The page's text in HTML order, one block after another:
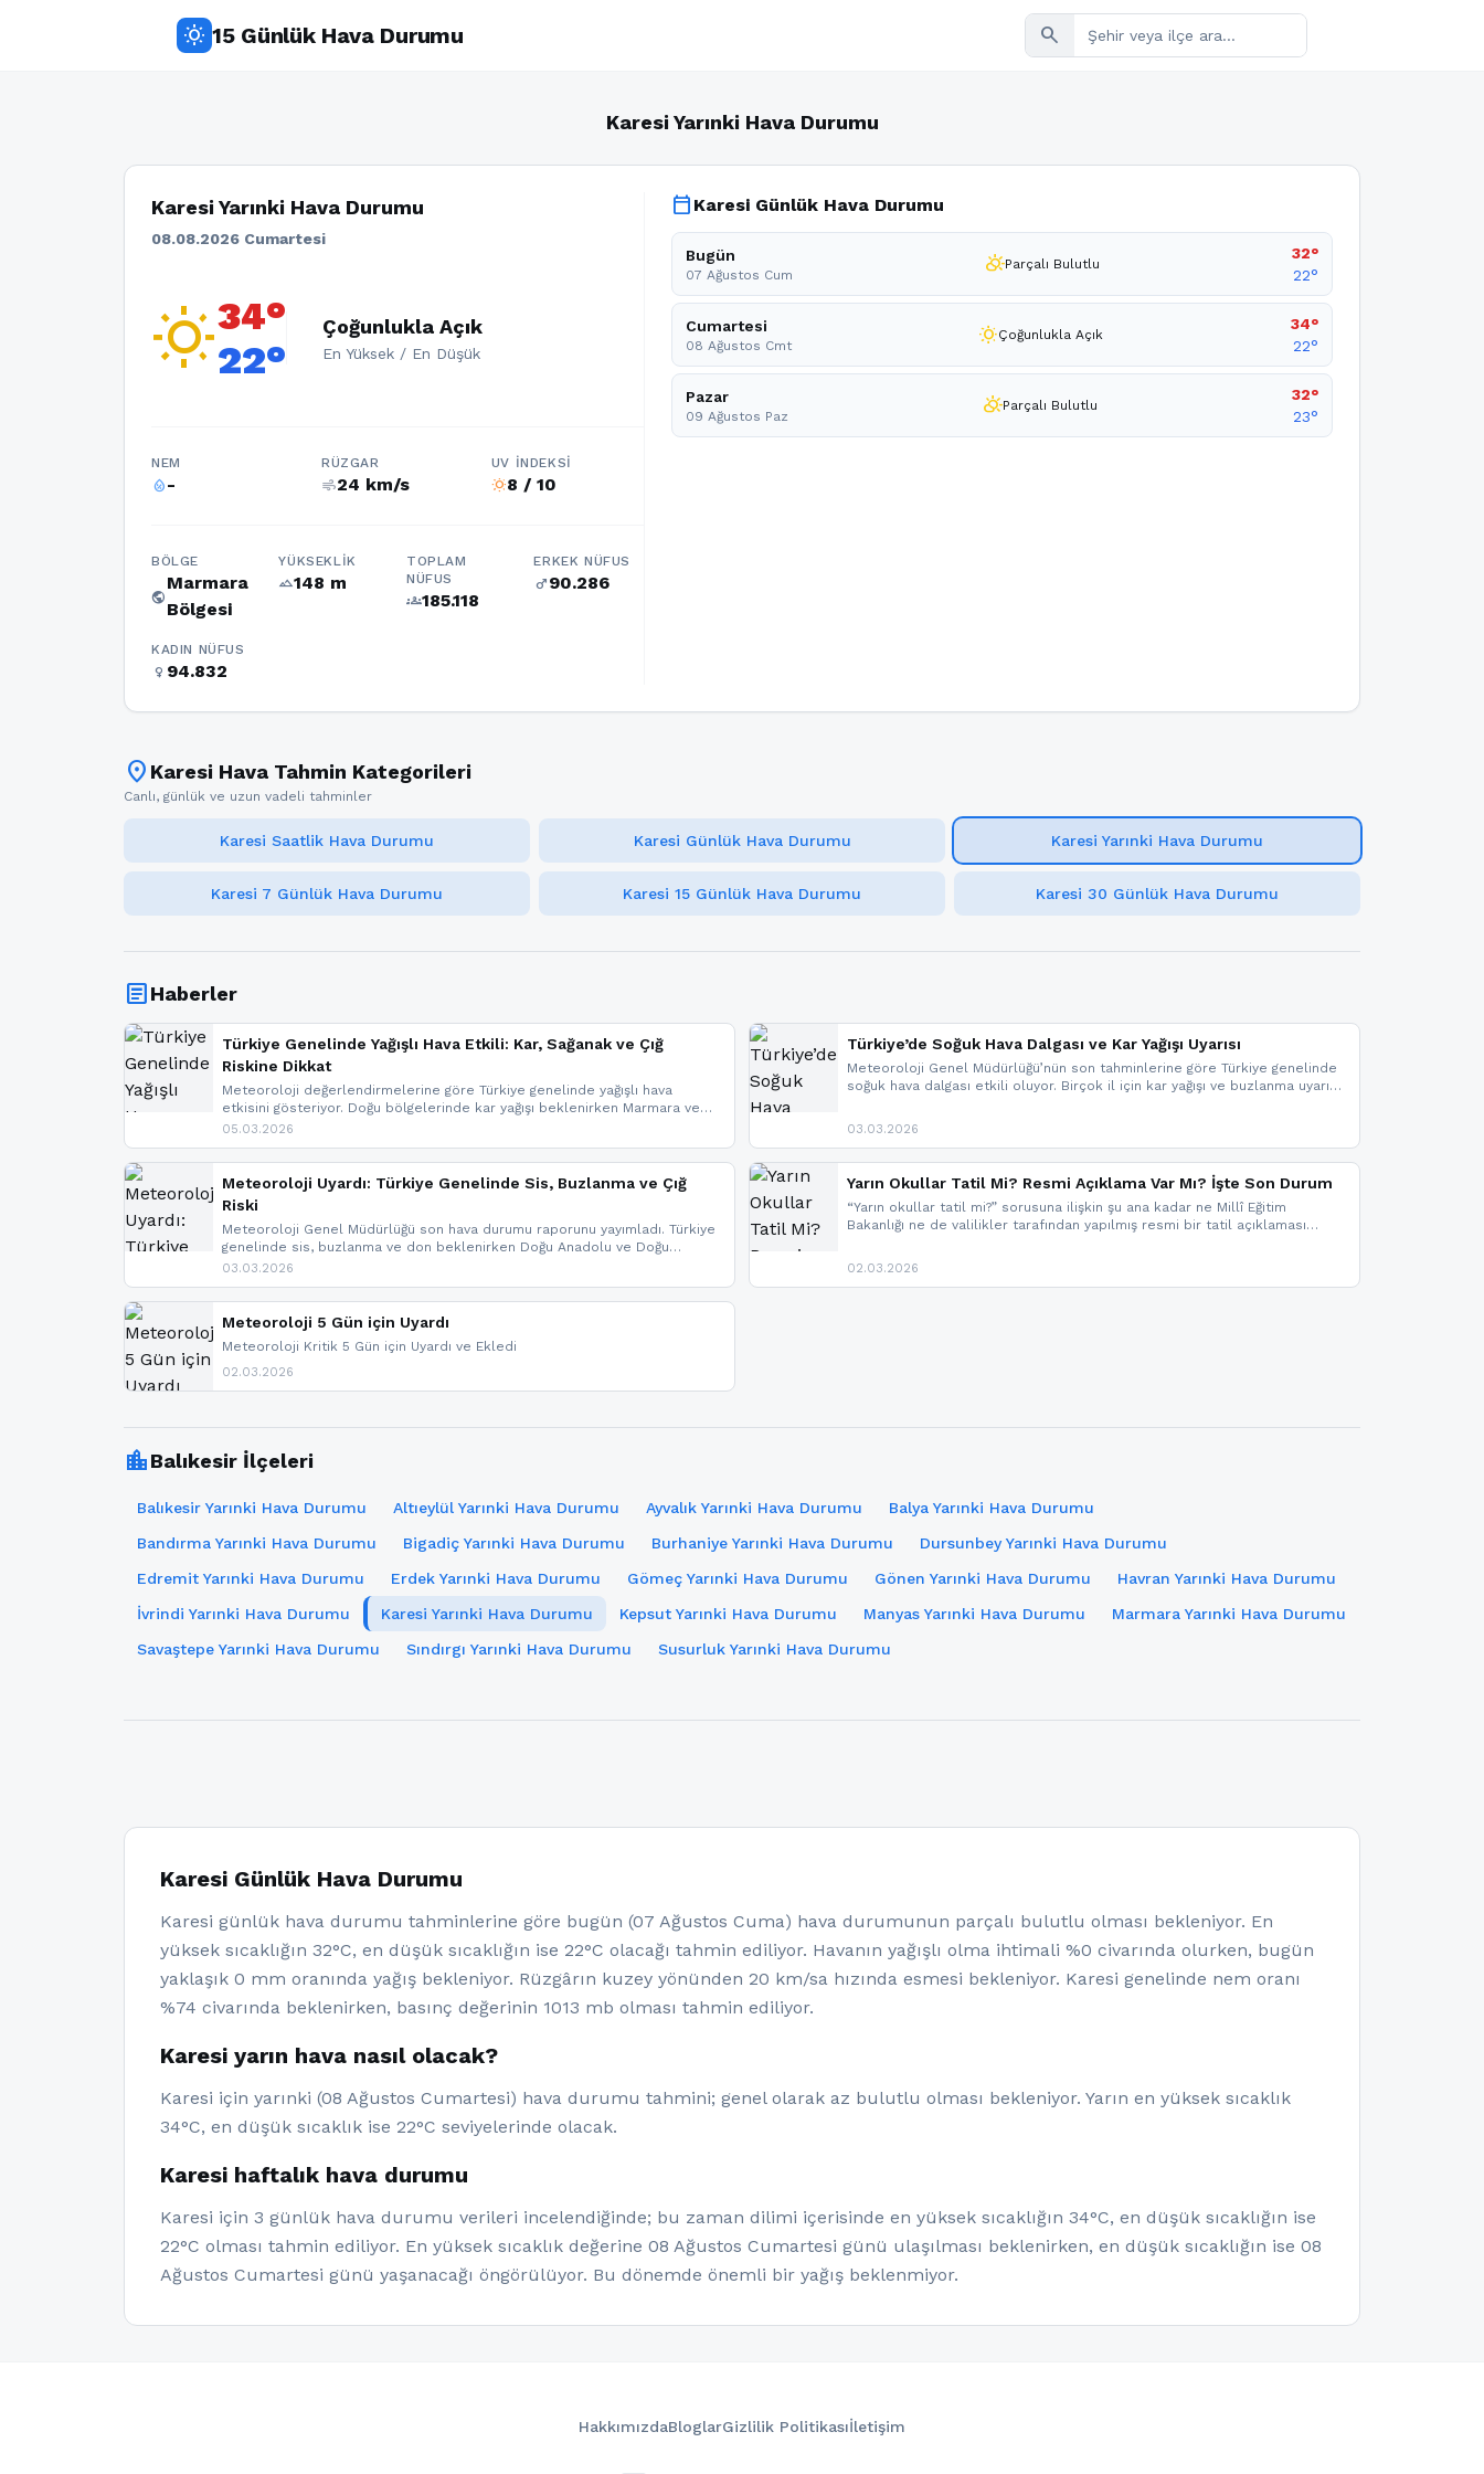
wb_sunny 15 Günlük Hava Durumu search
Karesi Yarınki Hava Durumu
Karesi Yarınki Hava Durumu
08.08.2026 Cumartesi
wb_sunny34°
22°
Çoğunlukla Açık
En Yüksek / En Düşük
NEM
humidity_percentage-
RÜZGAR
air24 km/s
UV İNDEKSI
wb_sunny8 / 10
BÖLGE
public
Marmara
Bölgesi
YÜKSEKLIK
terrain148 m
TOPLAM
NÜFUS
groups185.118
ERKEK NÜFUS
male90.286
KADIN NÜFUS
female 94.832
calendar_today Karesi Günlük Hava Durumu
Bugün
07 Ağustos Cum partly_cloudy_dayParçalı Bulutlu
32°
22°
Cumartesi
08 Ağustos Cmt wb_sunnyÇoğunlukla Açık
34°
22°
Pazar
09 Ağustos Paz partly_cloudy_dayParçalı Bulutlu
32°
23°
location_on Karesi Hava Tahmin Kategorileri
Canlı, günlük ve uzun vadeli tahminler
Karesi Saatlik Hava Durumu Karesi Günlük Hava Durumu Karesi Yarınki Hava Durumu
Karesi 7 Günlük Hava Durumu Karesi 15 Günlük Hava Durumu Karesi 30 Günlük Hava Durumu
articleHaberler
Türkiye Genelinde Yağışlı Hava Etkili: Kar, Sağanak ve Çığ
Riskine Dikkat
Meteoroloji değerlendirmelerine göre Türkiye genelinde yağışlı hava
etkisini gösteriyor. Doğu bölgelerinde kar yağışı beklenirken Marmara ve
Kuzey Ege’de sağanak yağmur, yüksek kesimlerde ise çığ tehlikesi
yaşanabileceği belirtiliyor.
05.03.2026
Türkiye’de Soğuk Hava Dalgası ve Kar Yağışı Uyarısı
Meteoroloji Genel Müdürlüğü’nün son tahminlerine göre Türkiye genelinde
soğuk hava dalgası etkili oluyor. Birçok il için kar yağışı ve buzlanma uyarısı
03.03.2026
Meteoroloji Uyardı: Türkiye Genelinde Sis, Buzlanma ve Çığ
Riski
Meteoroloji Genel Müdürlüğü son hava durumu raporunu yayımladı. Türkiye
genelinde sis, buzlanma ve don beklenirken Doğu Anadolu ve Doğu
Karadeniz’in yüksek kesimlerinde çığ riski uyarısı yapıldı. İşte son dakika
03.03.2026
Yarın Okullar Tatil Mi? Resmi Açıklama Var Mı? İşte Son Durum
“Yarın okullar tatil mi?” sorusuna ilişkin şu ana kadar ne Millî Eğitim
Bakanlığı ne de valilikler tarafından yapılmış resmi bir tatil açıklaması
paylaşacağız. En hızlı şekilde haberdar olmak için sitemizi takip edebilir ve
02.03.2026
Meteoroloji 5 Gün için Uyardı
Meteoroloji Kritik 5 Gün için Uyardı ve Ekledi
02.03.2026
location_cityBalıkesir İlçeleri
Balıkesir Yarınki Hava Durumu Altıeylül Yarınki Hava Durumu Ayvalık Yarınki Hava Durumu
Balya Yarınki Hava Durumu
Bandırma Yarınki Hava Durumu
Bigadiç Yarınki Hava Durumu Burhaniye Yarınki Hava Durumu
Dursunbey Yarınki Hava Durumu
Edremit Yarınki Hava Durumu
Erdek Yarınki Hava Durumu Gömeç Yarınki Hava Durumu Gönen Yarınki Hava Durumu
Havran Yarınki Hava Durumu
İvrindi Yarınki Hava Durumu
Karesi Yarınki Hava Durumu Kepsut Yarınki Hava Durumu Manyas Yarınki Hava Durumu
Marmara Yarınki Hava Durumu
Savaştepe Yarınki Hava Durumu
Sındırgı Yarınki Hava Durumu Susurluk Yarınki Hava Durumu
Karesi Günlük Hava Durumu
Karesi günlük hava durumu tahminlerine göre bugün (07 Ağustos Cuma) hava durumunun parçalı bulutlu olması bekleniyor. En
yüksek sıcaklığın 32°C, en düşük sıcaklığın ise 22°C olacağı tahmin ediliyor. Havanın yağışlı olma ihtimali %0 civarında olurken, bugün
yaklaşık 0 mm oranında yağış bekleniyor. Rüzgârın kuzey yönünden 20 km/sa hızında esmesi bekleniyor. Karesi genelinde nem oranı
%74 civarında beklenirken, basınç değerinin 1013 mb olması tahmin ediliyor.
Karesi yarın hava nasıl olacak?
Karesi için yarınki (08 Ağustos Cumartesi) hava durumu tahmini; genel olarak az bulutlu olması bekleniyor. Yarın en yüksek sıcaklık
34°C, en düşük sıcaklık ise 22°C seviyelerinde olacak.
Karesi haftalık hava durumu
Karesi için 3 günlük hava durumu verileri incelendiğinde; bu zaman dilimi içerisinde en yüksek sıcaklığın 34°C, en düşük sıcaklığın ise
22°C olması tahmin ediliyor. En yüksek sıcaklık değerine 08 Ağustos Cumartesi günü ulaşılması beklenirken, en düşük sıcaklığın ise 08
Ağustos Cumartesi günü yaşanacağı öngörülüyor. Bu dönemde önemli bir yağış beklenmiyor.
HakkımızdaBloglarGizlilik Politikasıİletişim